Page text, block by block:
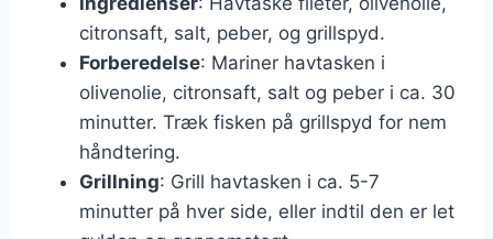
citronsaft, salt, peber, og grillspyd.
Forberedelse: Mariner havtasken i
olivenolie, citronsaft, salt og peber i ca. 30
minutter. Træk fisken på grillspyd for nem
håndtering.
Grillning: Grill havtasken i ca. 5-7
minutter på hver side, eller indtil den er let